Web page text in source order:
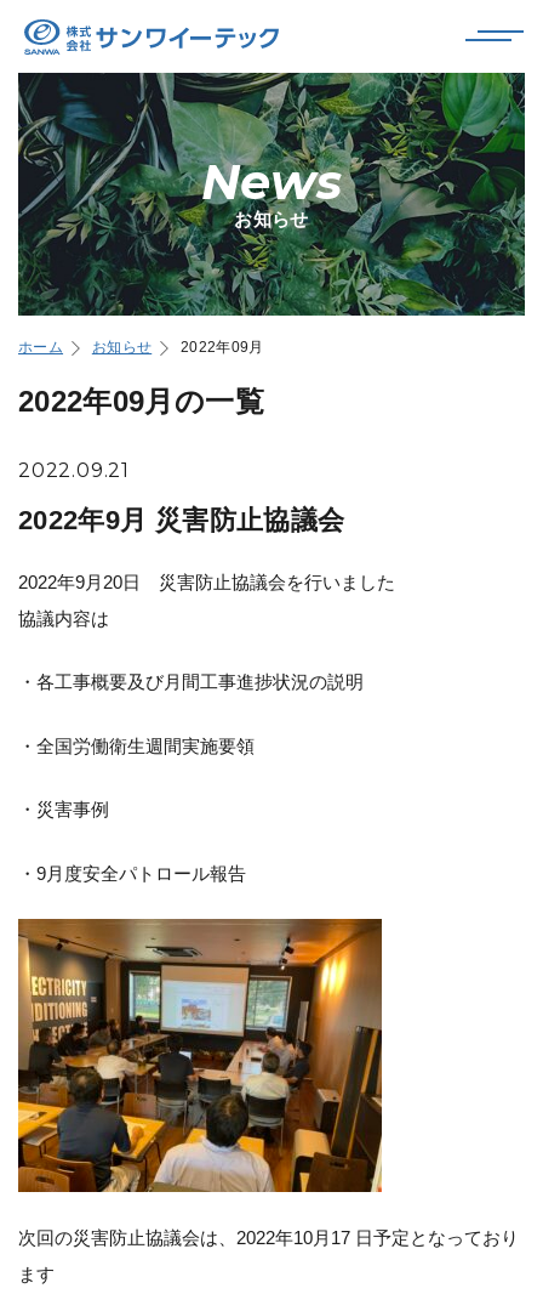
News
お知らせ
ホーム お知らせ 2022年09月
2022年09月の一覧
2022.09.21
2022年9月 災害防止協議会
2022年9月20日 災害防止協議会を行いました
協議内容は
・各工事概要及び月間工事進捗状況の説明
・全国労働衛生週間実施要領
・災害事例
・9月度安全パトロール報告
次回の災害防止協議会は、2022年10月17 日予定となっており
ます